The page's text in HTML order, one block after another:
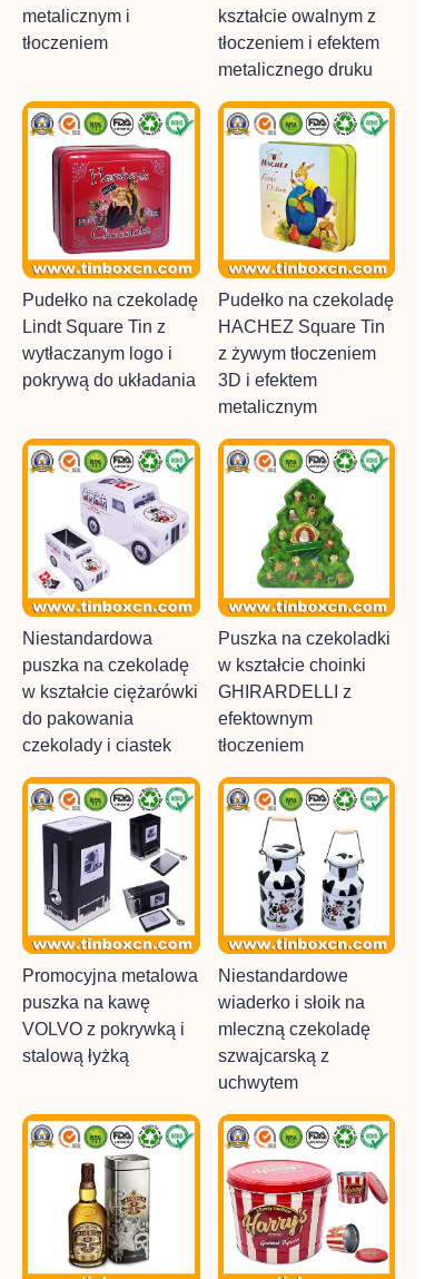
metalicznym i
tłoczeniem
kształcie owalnym z
tłoczeniem i efektem
metalicznego druku
Pudełko na czekoladę
Lindt Square Tin z
wytłaczanym logo i
pokrywą do układania
Pudełko na czekoladę
HACHEZ Square Tin
z żywym tłoczeniem
3D i efektem
metalicznym
Niestandardowa
puszka na czekoladę
w kształcie ciężarówki
do pakowania
czekolady i ciastek
Puszka na czekoladki
w kształcie choinki
GHIRARDELLI z
efektownym
tłoczeniem
Promocyjna metalowa
puszka na kawę
VOLVO z pokrywką i
stalową łyżką
Niestandardowe
wiaderko i słoik na
mleczną czekoladę
szwajcarską z
uchwytem